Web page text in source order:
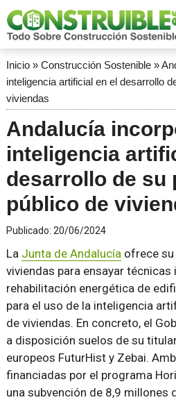
Inicio» Construcción Sostenible»
inteligencia artificial en el desarrollo
viviendas
Andalucía
inteligencia
desarrollo de su
público de
Publicado: 20/06/2024
La Junta de Andalucíaofrece su
viviendas para ensayar técnicas
rehabilitación energética de
para el uso de la inteligencia
de viviendas. En concreto, el
a disposición suelos de su
europeos FuturHist y Zebai.
financiadas por el programa
una subvención de 8,9 millones